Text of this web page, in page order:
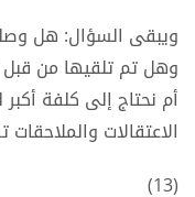
ويبقى السؤال: هل
وهل تم تلقيها من
أم نحتاج إلى كلفة
الاعتقالات
(13)